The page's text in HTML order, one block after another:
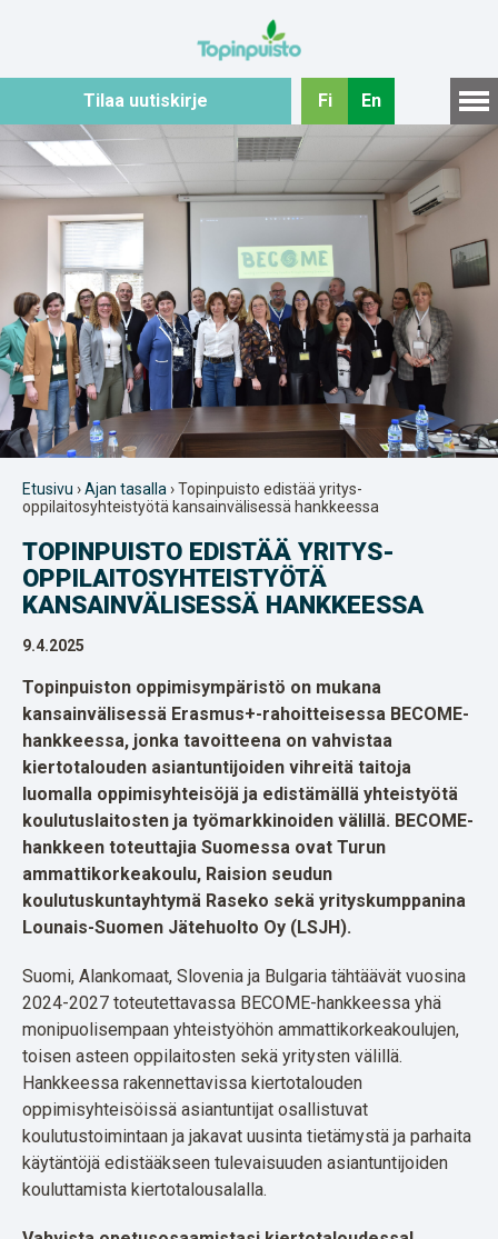
Tilaa uutiskirje Fi En
Etusivu ›Ajan tasalla › Topinpuisto edistää yritys-
oppilaitosyhteistyötä kansainvälisessä hankkeessa
TOPINPUISTO EDISTÄÄ YRITYS-
OPPILAITOSYHTEISTYÖTÄ
KANSAINVÄLISESSÄ HANKKEESSA
9.4.2025
Topinpuiston oppimisympäristö on mukana
kansainvälisessä Erasmus+-rahoitteisessa BECOME-
hankkeessa, jonka tavoitteena on vahvistaa
kiertotalouden asiantuntijoiden vihreitä taitoja
luomalla oppimisyhteisöjä ja edistämällä yhteistyötä
koulutuslaitosten ja työmarkkinoiden välillä. BECOME-
hankkeen toteuttajia Suomessa ovat Turun
ammattikorkeakoulu, Raision seudun
koulutuskuntayhtymä Raseko sekä yrityskumppanina
Lounais-Suomen Jätehuolto Oy (LSJH).
Suomi, Alankomaat, Slovenia ja Bulgaria tähtäävät vuosina
2024-2027 toteutettavassa BECOME-hankkeessa yhä
monipuolisempaan yhteistyöhön ammattikorkeakoulujen,
toisen asteen oppilaitosten sekä yritysten välillä.
Hankkeessa rakennettavissa kiertotalouden
oppimisyhteisöissä asiantuntijat osallistuvat
koulutustoimintaan ja jakavat uusinta tietämystä ja parhaita
käytäntöjä edistääkseen tulevaisuuden asiantuntijoiden
kouluttamista kiertotalousalalla.